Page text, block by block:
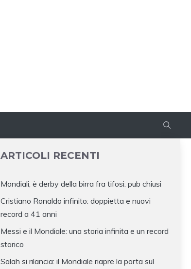
ARTICOLI RECENTI
Mondiali, è derby della birra fra tifosi: pub chiusi
Cristiano Ronaldo infinito: doppietta e nuovi
record a 41 anni
Messi e il Mondiale: una storia infinita e un record
storico
Salah si rilancia: il Mondiale riapre la porta sul